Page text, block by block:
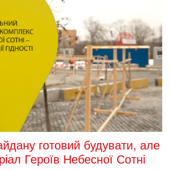
готовий будувати, але
Героїв Небесної Сотні